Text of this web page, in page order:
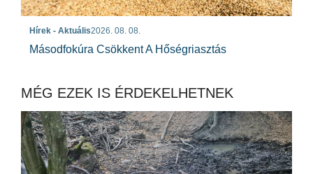
Hírek - Aktuális2026. 08. 08.
Másodfokúra Csökkent A Hőségriasztás
MÉG EZEK IS ÉRDEKELHETNEK